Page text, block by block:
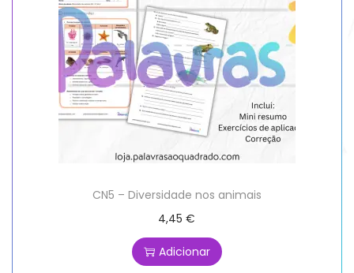
CN5 – Diversidade nos animais
4,45€
Adicionar